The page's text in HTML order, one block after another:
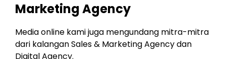
Marketing Agency
Media online kami juga mengundang mitra-mitra
dari kalangan Sales & Marketing Agency dan
Digital Agency.